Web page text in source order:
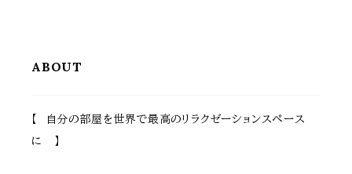
ABOUT
【 自分の部屋を世界で最高のリラクゼーションスペース
に 】